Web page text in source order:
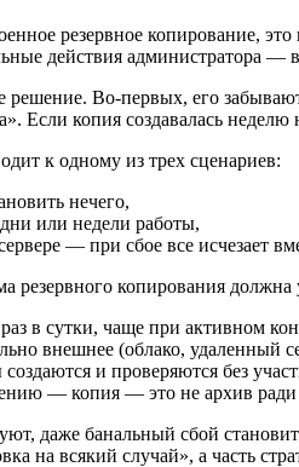
резервное копирование,
действия администратора —
Во-первых, его
Если копия создавалась
к одному из трех сценариев:
нечего,
или недели работы,
— при сбое все исчезает
резервного копирования должна
в сутки, чаще при активном
внешнее (облако, удаленный
и проверяются без
— копия — это не архив ради
даже банальный сбой
на всякий случай», а часть